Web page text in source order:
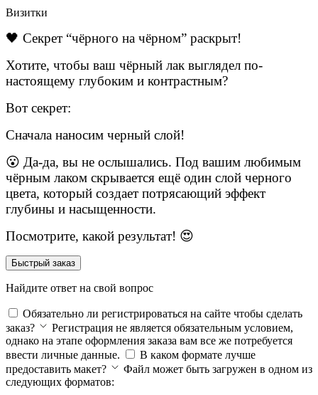
Визитки
🖤 Секрет “чёрного на чёрном” раскрыт!
Хотите, чтобы ваш чёрный лак выглядел по-
настоящему глубоким и контрастным?
Вот секрет:
Сначала наносим черный слой!
😮 Да-да, вы не ослышались. Под вашим любимым
чёрным лаком скрывается ещё один слой черного
цвета, который создает потрясающий эффект
глубины и насыщенности.
Посмотрите, какой результат! 😍
Быстрый заказ
Найдите ответ на свой вопрос
Обязательно ли регистрироваться на сайте чтобы сделать
заказ?
Регистрация не является обязательным условием,
однако на этапе оформления заказа вам все же потребуется
ввести личные данные.
В каком формате лучше
предоставить макет?
Файл может быть загружен в одном из
следующих форматов: